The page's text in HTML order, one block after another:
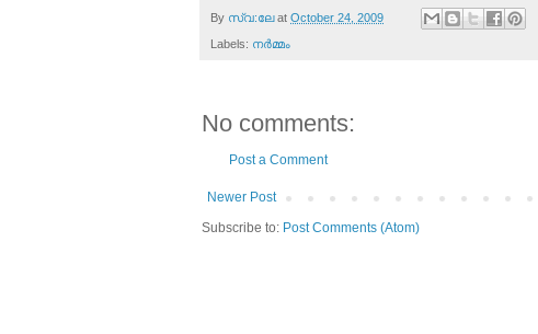
By സ്വ:ലേ at October 24, 2009
Labels: നര്‍മ്മം
No comments:
Post a Comment
Newer Post
Subscribe to: Post Comments (Atom)